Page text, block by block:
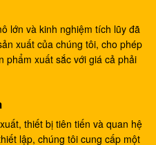
Hộp số giảm tốc
truyền động cuối cùng
lớn và kinh nghiệm tích lũy đã
xuất của chúng tôi, cho phép
phẩm xuất sắc với giá cả phải
thiết bị tiên tiến và quan hệ
lập, chúng tôi cung cấp một